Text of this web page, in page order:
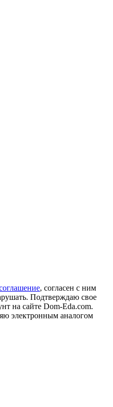
, согласен с ним
Подтверждаю свое
на сайте Dom-Eda.com.
электронным аналогом